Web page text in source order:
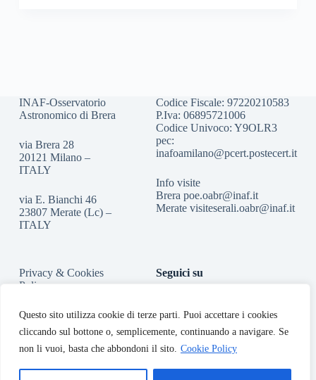
Questo sito utilizza cookie di terze parti. Puoi accettare i cookies
cliccando sul bottone o, semplicemente, continuando a navigare. Se
non li vuoi, basta che abbondoni il sito. Cookie Policy
INAF-Osservatorio
Astronomico di Brera
via Brera 28
20121 Milano –
ITALY
via E. Bianchi 46
23807 Merate (Lc) –
ITALY
Codice Fiscale: 97220210583
P.Iva: 06895721006
Codice Univoco: Y9OLR3
pec:
inafoamilano@pcert.postecert.it
Info visite
Brerapoe.oabr@inaf.it
Meratevisiteserali.oabr@inaf.it
Privacy & Cookies
Policy
Accessibilità
Seguici su